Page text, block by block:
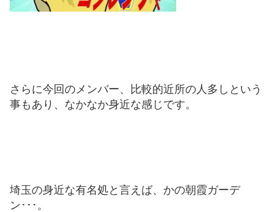
さらに今回のメンバー、比較的近所の人多しという
事もあり、なかなか身近な感じです。
埼玉の身近な有名処と言えば、かの朝霞ガーデ
ン･･･。